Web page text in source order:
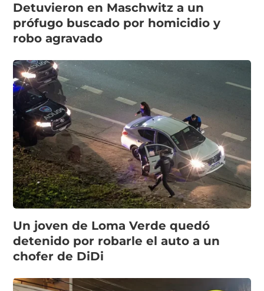
Detuvieron en Maschwitz a un
prófugo buscado por homicidio y
robo agravado
Un joven de Loma Verde quedó
detenido por robarle el auto a un
chofer de DiDi